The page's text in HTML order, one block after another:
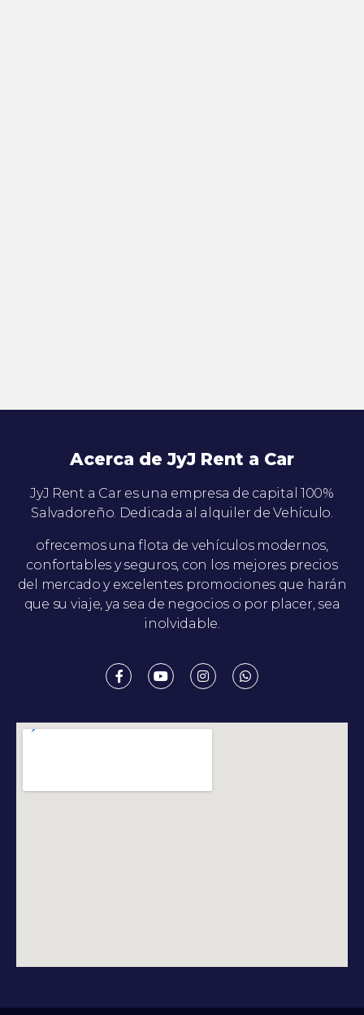
Acerca de JyJ Rent a Car
JyJ Rent a Car es una empresa de capital 100%
Salvadoreño. Dedicada al alquiler de Vehículo.
ofrecemos una flota de vehículos modernos,
confortables y seguros, con los mejores precios
del mercado y excelentes promociones que harán
que su viaje, ya sea de negocios o por placer, sea
inolvidable.